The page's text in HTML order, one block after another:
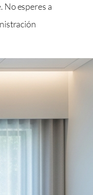
No esperes a